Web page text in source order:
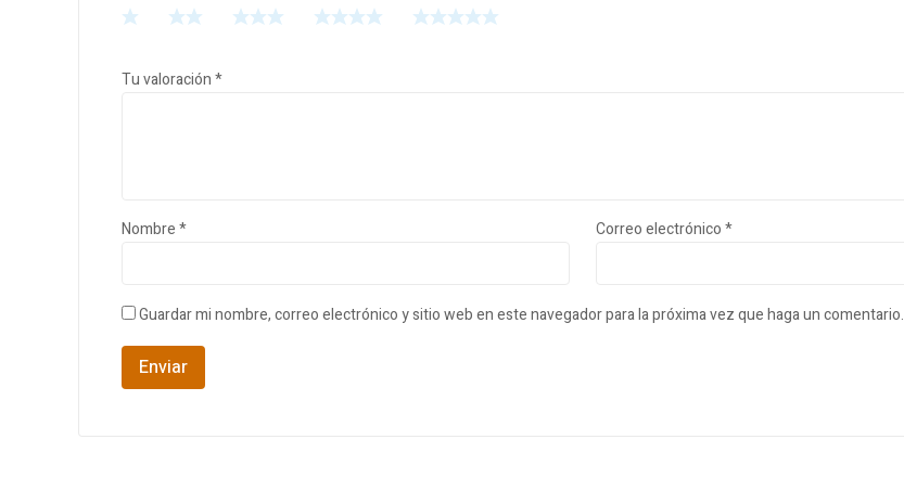
Tu valoración*
Nombre* Correo electrónico*
Guardar mi nombre, correo electrónico y sitio web en este navegador para la próxima vez que haga un comentario.